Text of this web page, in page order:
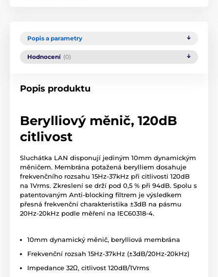
Popis a parametry
Hodnocení (0)
Popis produktu
Berylliový měnič, 120dB
citlivost
Sluchátka LAN disponují jediným 10mm dynamickým
měničem. Membrána potažená berylliem dosahuje
frekvenčního rozsahu 15Hz-37kHz při citlivosti 120dB
na 1Vrms. Zkreslení se drží pod 0,5 % při 94dB. Spolu s
patentovaným Anti-blocking filtrem je výsledkem
přesná frekvenční charakteristika ±3dB na pásmu
20Hz-20kHz podle měření na IEC60318-4.
10mm dynamický měnič, berylliová membrána
Frekvenční rozsah 15Hz-37kHz (±3dB/20Hz-20kHz)
Impedance 32Ω, citlivost 120dB/1Vrms